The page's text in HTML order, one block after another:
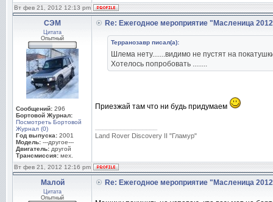
Вт фев 21, 2012 12:13 pm
СЭМ
Цитата
Опытный
Сообщений: 296
Бортовой Журнал:
Посмотреть Бортовой
Журнал (0)
Год выпуска: 2001
Модель: ---другое---
Двигатель: другой
Трансмиссия: мех.
Re: Ежегодное мероприятие "Масленица
Терранозавр писал(а):
Шлема нету.......видимо не пустят на
Хотелось попробовать ........
Приезжай там что ни будь придумаем
Land Rover Discovery II "Гламур"
Вт фев 21, 2012 12:16 pm
Малой
Цитата
Опытный
Re: Ежегодное мероприятие "Масленица